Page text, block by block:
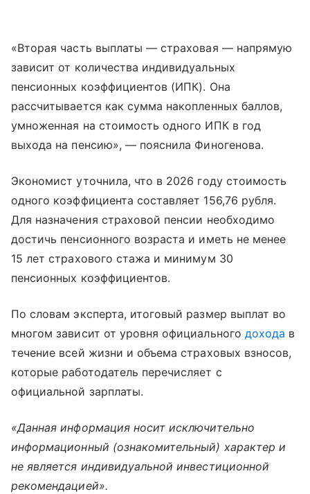
«Вторая часть выплаты — страховая — напрямую
зависит от количества индивидуальных
пенсионных коэффициентов (ИПК). Она
рассчитывается как сумма накопленных баллов,
умноженная на стоимость одного ИПК в год
выхода на пенсию», — пояснила Финогенова.
Экономист уточнила, что в 2026 году стоимость
одного коэффициента составляет 156,76 рубля.
Для назначения страховой пенсии необходимо
достичь пенсионного возраста и иметь не менее
15 лет страхового стажа и минимум 30
пенсионных коэффициентов.
По словам эксперта, итоговый размер выплат во
многом зависит от уровня официального дохода в
течение всей жизни и объема страховых взносов,
которые работодатель перечисляет с
официальной зарплаты.
«Данная информация носит исключительно
информационный (ознакомительный) характер и
не является индивидуальной инвестиционной
рекомендацией».